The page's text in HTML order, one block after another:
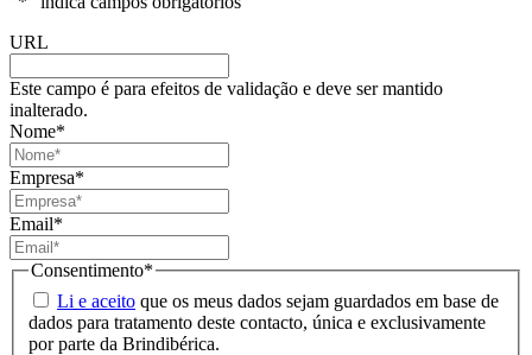
URL
Este campo é para efeitos de validação e deve ser mantido
inalterado.
Nome*
Empresa*
Email*
Consentimento*
Li e aceito que os meus dados sejam guardados em base de
dados para tratamento deste contacto, única e exclusivamente
por parte da Brindibérica.